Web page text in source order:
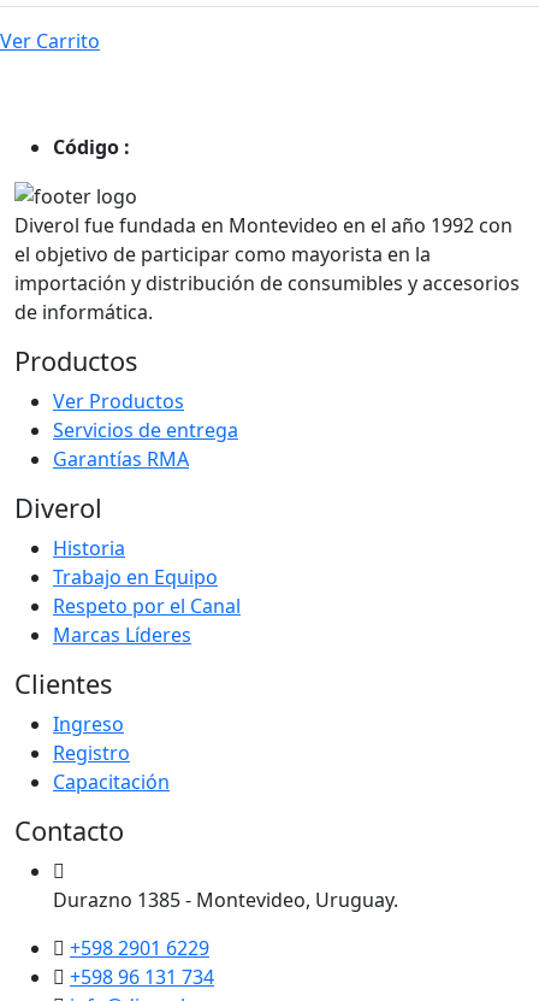
Ver Carrito
Código :
Diverol fue fundada en Montevideo en el año 1992 con
el objetivo de participar como mayorista en la
importación y distribución de consumibles y accesorios
de informática.
Productos
Ver Productos
Servicios de entrega
Garantías RMA
Diverol
Historia
Trabajo en Equipo
Respeto por el Canal
Marcas Líderes
Clientes
Ingreso
Registro
Capacitación
Contacto
Durazno 1385 - Montevideo, Uruguay.
+598 2901 6229
+598 96 131 734